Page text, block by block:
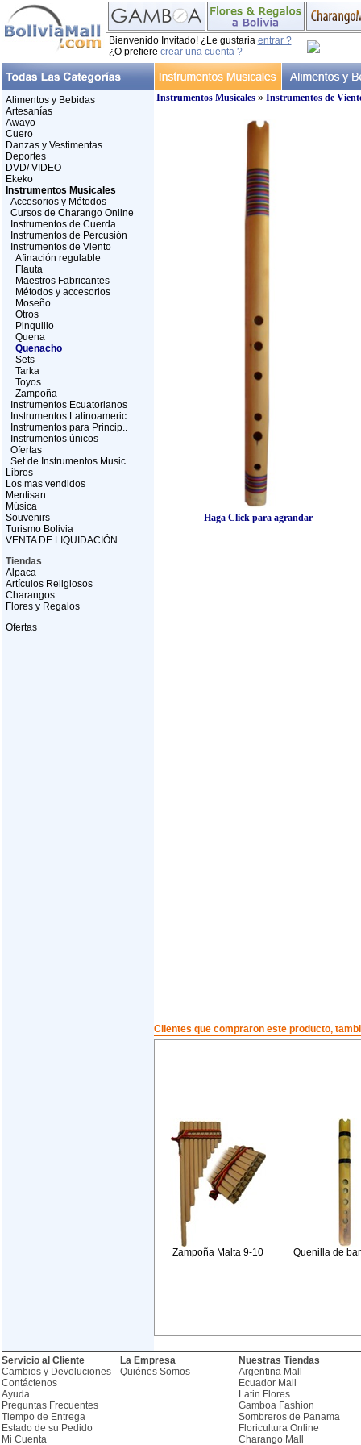
Bienvenido Invitado! ¿Le gustaria entrar ?
¿O prefiere crear una cuenta ?
Alimentos y Bebidas
Artesanías
Awayo
Cuero
Danzas y Vestimentas
Deportes
DVD/ VIDEO
Ekeko
Instrumentos Musicales
Accesorios y Métodos
Cursos de Charango Online
Instrumentos de Cuerda
Instrumentos de Percusión
Instrumentos de Viento
Afinación regulable
Flauta
Maestros Fabricantes
Métodos y accesorios
Moseño
Otros
Pinquillo
Quena
Quenacho
Sets
Tarka
Toyos
Zampoña
Instrumentos Ecuatorianos
Instrumentos Latinoameric..
Instrumentos para Princip..
Instrumentos únicos
Ofertas
Set de Instrumentos Music..
Libros
Los mas vendidos
Mentisan
Música
Souvenirs
Turismo Bolivia
VENTA DE LIQUIDACIÓN
Tiendas
Alpaca
Artículos Religiosos
Charangos
Flores y Regalos
Ofertas
Instrumentos Musicales» Instrumentos de
Haga Click para agrandar
Clientes que compraron este producto,
Zampoña Malta 9-10 Quenilla de
Servicio al Cliente
Cambios y Devoluciones
Contáctenos
Ayuda
Preguntas Frecuentes
Tiempo de Entrega
Estado de su Pedido
Mi Cuenta
La Empresa
Quiénes Somos
Nuestras Tiendas
Argentina Mall
Ecuador Mall
Latin Flores
Gamboa Fashion
Sombreros de Panama
Floricultura Online
Charango Mall